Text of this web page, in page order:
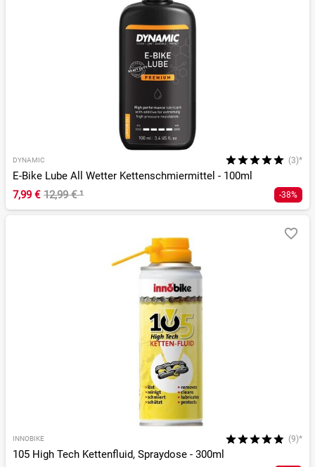
DYNAMIC (3)*
E-Bike Lube All Wetter Kettenschmiermittel - 100ml
7,99 € 12,99 €¹ -38%
INNOBIKE (9)*
105 High Tech Kettenfluid, Spraydose - 300ml